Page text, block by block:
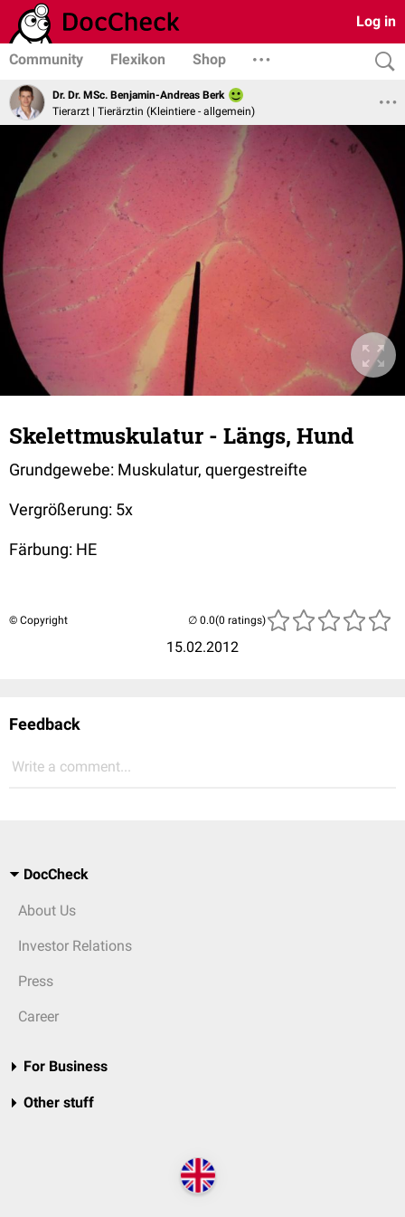
Log in
Community Flexikon Shop
Dr. Dr. MSc. Benjamin-Andreas Berk
Tierarzt | Tierärztin (Kleintiere - allgemein)
Skelettmuskulatur - Längs, Hund
Grundgewebe: Muskulatur, quergestreifte
Vergrößerung: 5x
Färbung: HE
© Copyright
15.02.2012
(0 ratings)
Feedback
Write a comment...
DocCheck
About Us
Investor Relations
Press
Career
For Business
Other stuff